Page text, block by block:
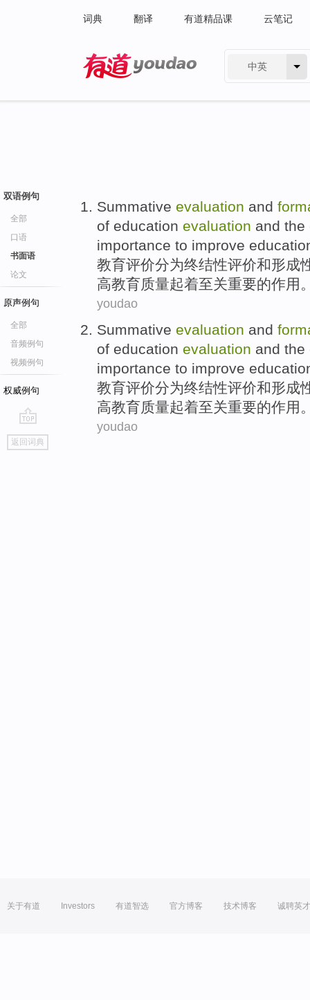
词典 翻译 有道精品课 云笔记
中英
双语例句
全部
口语
书面语
论文
原声例句
全部
音频例句
视频例句
权威例句
go
top
返回词典
Summative evaluation and
of education evaluation and the
importance to improve
教育评价分为终结性评价和形成
高教育质量起着至关重要的作用
youdao
Summative evaluation and
of education evaluation and the
importance to improve
教育评价分为终结性评价和形成
高教育质量起着至关重要的作用
youdao
关于有道 Investors 有道智选 官方博客 技术博客 诚聘英才